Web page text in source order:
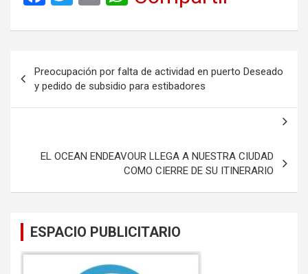
ce
o
o
tt
er
ail at
s
A
p
de
entradas
Preocupación por falta de actividad en puerto Deseado
y pedido de subsidio para estibadores
EL OCEAN ENDEAVOUR LLEGA A NUESTRA CIUDAD
COMO CIERRE DE SU ITINERARIO
ESPACIO PUBLICITARIO